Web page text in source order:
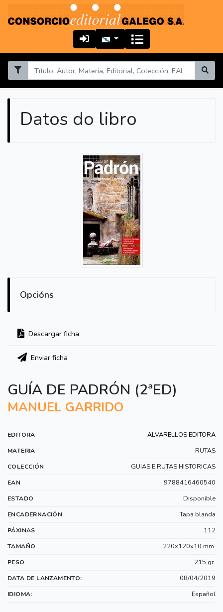
Datos do libro
Opcións
Descargar ficha
Enviar ficha
GUÍA DE PADRÓN (2ªED)
MANUEL GARRIDO
EDITORA ALVARELLOS EDITORA
MATERIA RUTAS
COLECCIÓN GUIAS E RUTAS HISTORICAS
EAN 9788416460540
ESTADO Disponible
ENCADERNACIÓN Tapa blanda
PÁXINAS 112
TAMAÑO 220x120x10 mm.
PESO 215 gr.
DATA DE LANZAMENTO: 08/04/2019
IDIOMA: Español